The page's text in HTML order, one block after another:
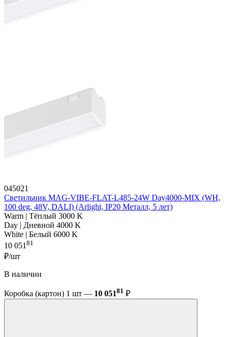
045021
Светильник MAG-VIBE-FLAT-L485-24W Day4000-MIX (WH,
100 deg, 48V, DALI) (Arlight, IP20 Металл, 5 лет)
Warm | Тёплый 3000 K
Day | Дневной 4000 K
White | Белый 6000 K
10 051 81
₽/шт
В наличии
Коробка (картон) 1 шт — 10 05181 ₽